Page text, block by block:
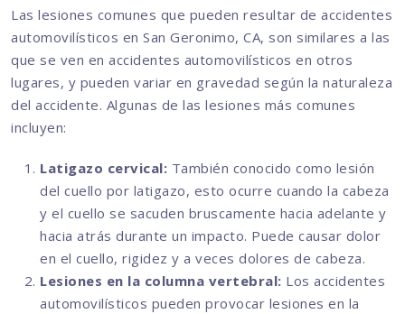
Las lesiones comunes que pueden resultar de accidentes
automovilísticos en San Geronimo, CA, son similares a las
que se ven en accidentes automovilísticos en otros
lugares, y pueden variar en gravedad según la naturaleza
del accidente. Algunas de las lesiones más comunes
incluyen:
Latigazo cervical: También conocido como lesión
del cuello por latigazo, esto ocurre cuando la cabeza
y el cuello se sacuden bruscamente hacia adelante y
hacia atrás durante un impacto. Puede causar dolor
en el cuello, rigidez y a veces dolores de cabeza.
Lesiones en la columna vertebral: Los accidentes
automovilísticos pueden provocar lesiones en la